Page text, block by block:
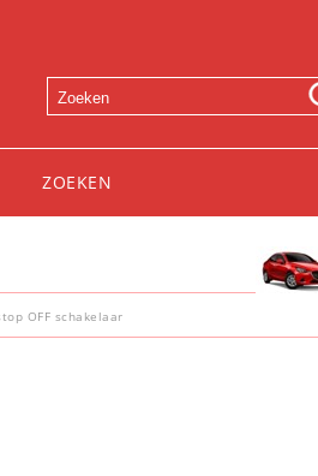
ZOEKEN
OFF schakelaar